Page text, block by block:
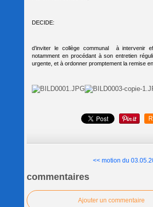
DECIDE:
d’inviter le collège communal à intervenir
notamment en procédant à son entretien
urgente, et à ordonner promptement la remise
<< motion du
commentaires
Ajouter un commentaire